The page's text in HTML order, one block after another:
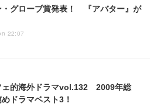
・グローブ賞発表！ 『アバター』が
22:07
ェ的海外ドラマvol.132 2009年総
ドラマベスト3！